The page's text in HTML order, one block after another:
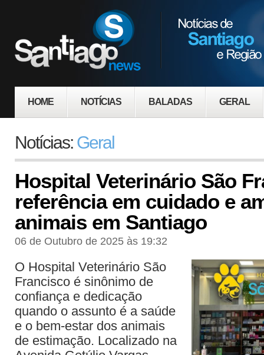
HOME NOTÍCIAS BALADAS GERAL
Notícias: Geral
Hospital Veterinário São
referência em cuidado e
animais em Santiago
06 de Outubro de 2025 às 19:32
O Hospital Veterinário São
Francisco é sinônimo de
confiança e dedicação
quando o assunto é a saúde
e o bem-estar dos animais
de estimação. Localizado na